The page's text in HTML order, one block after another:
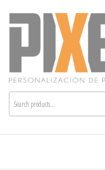
Pixelart